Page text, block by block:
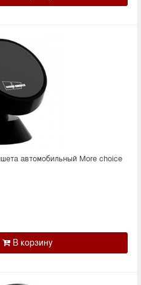
автомобильный More choice